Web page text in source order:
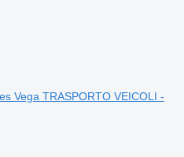
Vega TRASPORTO VEICOLI -